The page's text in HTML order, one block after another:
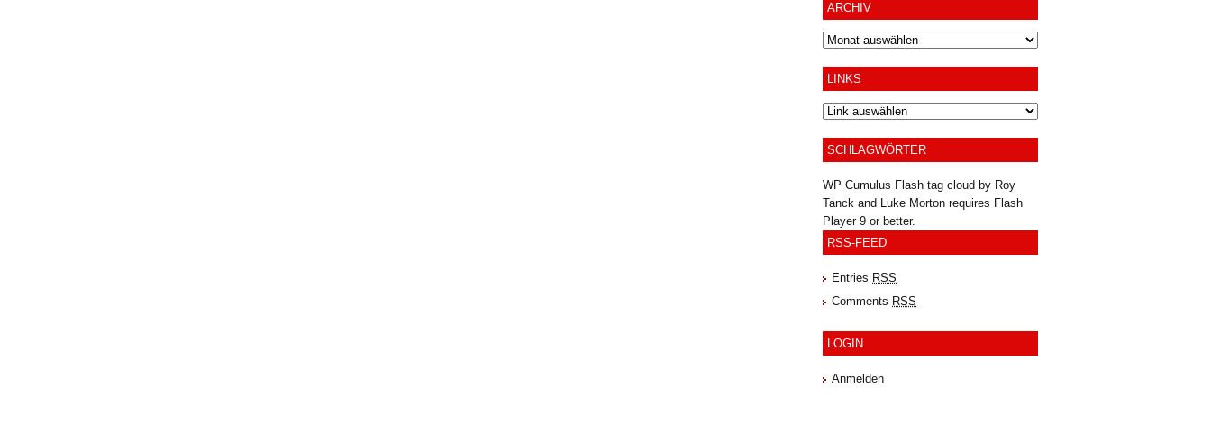
ARCHIV
Archiv
LINKS
SCHLAGWÖRTER
WP Cumulus Flash tag cloud by Roy
Tanck and Luke Morton requires Flash
Player9 or better.
RSS-FEED
Entries RSS
Comments RSS
LOGIN
Anmelden